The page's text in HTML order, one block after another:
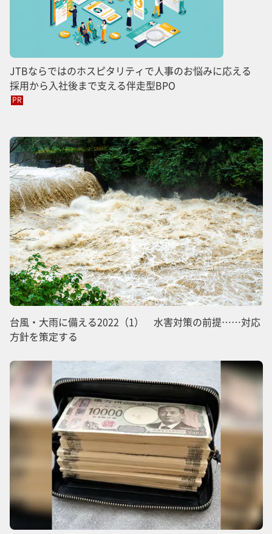
JTBならではのホスピタリティで人事のお悩みに応える
採用から入社後まで支える伴走型BPO
PR
台風・大雨に備える2022（1） 水害対策の前提……対応
方針を策定する